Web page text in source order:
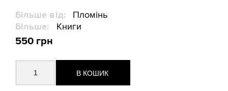
Більше від: Пломінь
Більше: Книги
550 грн